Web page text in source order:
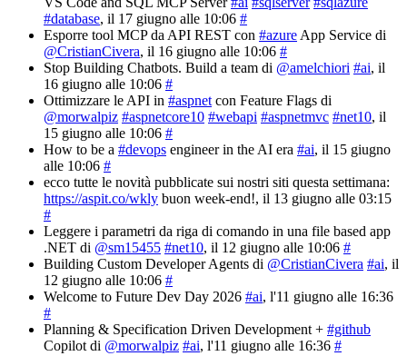
#database, il 17 giugno alle 10:06 #
Esporre tool MCP da API REST con #azure App Service di
@CristianCivera, il 16 giugno alle 10:06 #
Stop Building Chatbots. Build a team di @amelchiori #ai, il
16 giugno alle 10:06 #
Ottimizzare le API in #aspnet con Feature Flags di
@morwalpiz #aspnetcore10 #webapi #aspnetmvc #net10, il
15 giugno alle 10:06 #
How to be a #devops engineer in the AI era #ai, il 15 giugno
alle 10:06 #
ecco tutte le novità pubblicate sui nostri siti questa settimana:
https://aspit.co/wkly buon week-end!, il 13 giugno alle 03:15
#
Leggere i parametri da riga di comando in una file based app
.NET di @sm15455 #net10, il 12 giugno alle 10:06 #
Building Custom Developer Agents di @CristianCivera #ai, il
12 giugno alle 10:06 #
Welcome to Future Dev Day 2026 #ai, l'11 giugno alle 16:36
#
Planning & Specification Driven Development + #github
Copilot di @morwalpiz #ai, l'11 giugno alle 16:36 #